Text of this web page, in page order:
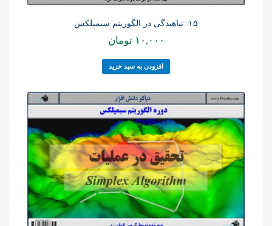
۱۵: تباهیدگی در الگوریتم سیمپلکس
۱۰,۰۰۰ تومان
افزودن به سبد خرید